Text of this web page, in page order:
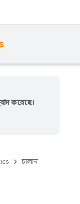
করেছে।
চালান